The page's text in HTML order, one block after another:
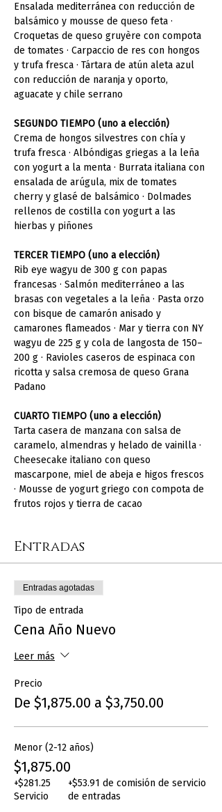
Ensalada mediterránea con reducción de
balsámico y mousse de queso feta ·
Croquetas de queso gruyère con compota
de tomates · Carpaccio de res con hongos
y trufa fresca · Tártara de atún aleta azul
con reducción de naranja y oporto,
aguacate y chile serrano
SEGUNDO TIEMPO (uno a elección)
Crema de hongos silvestres con chía y
trufa fresca · Albóndigas griegas a la leña
con yogurt a la menta · Burrata italiana con
ensalada de arúgula, mix de tomates
cherry y glasé de balsámico · Dolmades
rellenos de costilla con yogurt a las
hierbas y piñones
TERCER TIEMPO (uno a elección)
Rib eye wagyu de 300 g con papas
francesas · Salmón mediterráneo a las
brasas con vegetales a la leña · Pasta orzo
con bisque de camarón anisado y
camarones flameados · Mar y tierra con NY
wagyu de 225 g y cola de langosta de 150–
200 g · Ravioles caseros de espinaca con
ricotta y salsa cremosa de queso Grana
Padano
CUARTO TIEMPO (uno a elección)
Tarta casera de manzana con salsa de
caramelo, almendras y helado de vainilla ·
Cheesecake italiano con queso
mascarpone, miel de abeja e higos frescos
· Mousse de yogurt griego con compota de
frutos rojos y tierra de cacao
Entradas
Entradas agotadas
Tipo de entrada
Cena Año Nuevo
Leer más
Precio
De $1,875.00 a $3,750.00
Menor (2-12 años)
$1,875.00
+$281.25
Servicio
+$53.91 de comisión de servicio
de entradas